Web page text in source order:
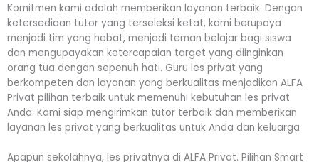
Komitmen kami adalah memberikan layanan terbaik. Dengan
ketersediaan tutor yang terseleksi ketat, kami berupaya
menjadi tim yang hebat, menjadi teman belajar bagi siswa
dan mengupayakan ketercapaian target yang diinginkan
orang tua dengan sepenuh hati. Guru les privat yang
berkompeten dan layanan yang berkualitas menjadikan ALFA
Privat pilihan terbaik untuk memenuhi kebutuhan les privat
Anda. Kami siap mengirimkan tutor terbaik dan memberikan
layanan les privat yang berkualitas untuk Anda dan keluarga
Apapun sekolahnya, les privatnya di ALFA Privat. Pilihan Smart